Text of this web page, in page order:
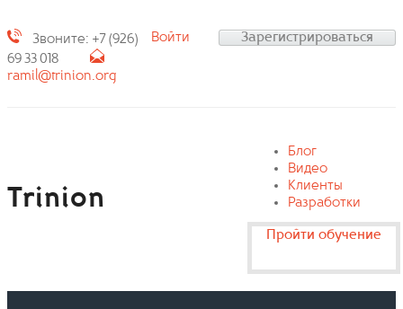
Звоните: +7 (926)
69 33 018
ramil@trinion.org
Войти Зарегистрироваться
Trinion
Блог
Видео
Клиенты
Разработки
Пройти обучение